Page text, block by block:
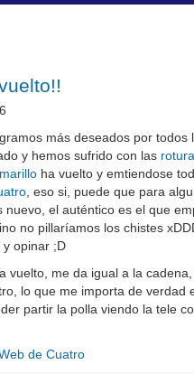
más deseados por todos
y hemos sufrido con las
ha vuelto y emtiendose
, eso si, puede que para
el auténtico es el que
no pillaríamos los chistes
y opinar ;D
vuelto, me da igual a la
lo que me importa de verdad
partir la polla viendo la tele
de Cuatro